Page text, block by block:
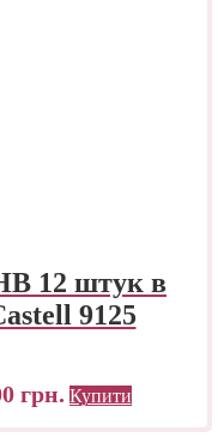
12 штук в
9125
грн. Купити